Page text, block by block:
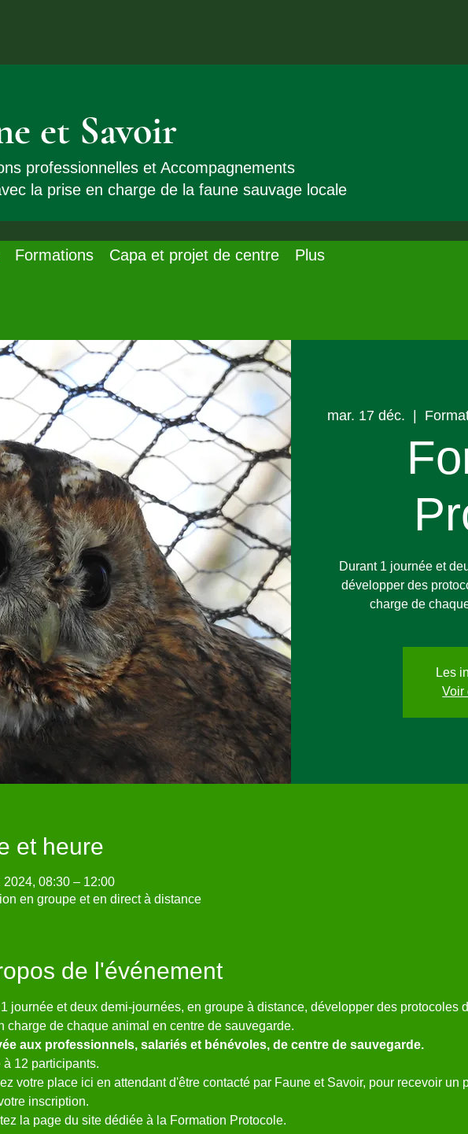
et Savoir
professionnelles et Accompagnements
la prise en charge de la faune sauvage locale
Formations Capa et projet de centre Plus
mar. 17 déc.
  |
Durant 1 journée et
développer des
charge de
Les
Voir
et heure
2024, 08:30 – 12:00
en groupe et en direct à distance
de l'événement
journée et deux demi-journées, en groupe à distance, développer des protocoles
charge de chaque animal en centre de sauvegarde.
aux professionnels, salariés et bénévoles, de centre de sauvegarde.
à 12 participants.
votre place ici en attendant d'être contacté par Faune et Savoir, pour recevoir un
inscription.
la page du site dédiée à la Formation Protocole.